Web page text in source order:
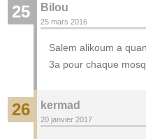
25 Bilou
25 mars 2016
Salem alikoum a
3a pour chaque
26 kermad
20 janvier 2017